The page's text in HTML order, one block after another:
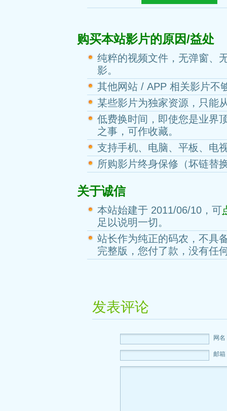
购买本站影片的原因/益处
纯粹的视频文件，无弹窗、
影。
其他网站 / APP 相关影片不
某些影片为独家资源，只能
低费换时间，即使您是业界
之事，可作收藏。
支持手机、电脑、平板、电
所购影片终身保修（坏链替
关于诚信
本站始建于 2011/06/10，可
足以说明一切。
站长作为纯正的码农，不具
完整版，您付了款，没有任
发表评论
网
邮箱